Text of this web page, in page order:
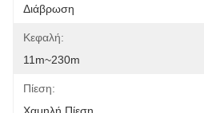
Διάβρωση
Κεφαλή:
11m~230m
Πίεση: